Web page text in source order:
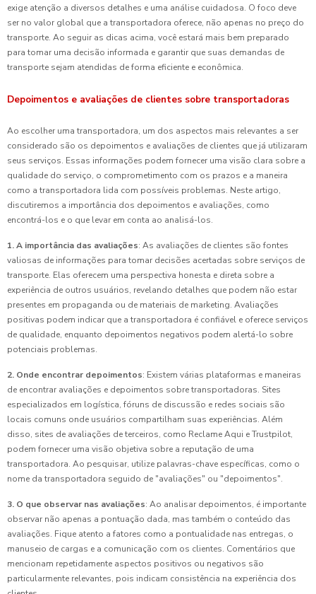
exige atenção a diversos detalhes e uma análise cuidadosa. O foco deve
ser no valor global que a transportadora oferece, não apenas no preço do
transporte. Ao seguir as dicas acima, você estará mais bem preparado
para tomar uma decisão informada e garantir que suas demandas de
transporte sejam atendidas de forma eficiente e econômica.
Depoimentos e avaliações de clientes sobre transportadoras
Ao escolher uma transportadora, um dos aspectos mais relevantes a ser
considerado são os depoimentos e avaliações de clientes que já utilizaram
seus serviços. Essas informações podem fornecer uma visão clara sobre a
qualidade do serviço, o comprometimento com os prazos e a maneira
como a transportadora lida com possíveis problemas. Neste artigo,
discutiremos a importância dos depoimentos e avaliações, como
encontrá-los e o que levar em conta ao analisá-los.
1. A importância das avaliações: As avaliações de clientes são fontes
valiosas de informações para tomar decisões acertadas sobre serviços de
transporte. Elas oferecem uma perspectiva honesta e direta sobre a
experiência de outros usuários, revelando detalhes que podem não estar
presentes em propaganda ou de materiais de marketing. Avaliações
positivas podem indicar que a transportadora é confiável e oferece serviços
de qualidade, enquanto depoimentos negativos podem alertá-lo sobre
potenciais problemas.
2. Onde encontrar depoimentos: Existem várias plataformas e maneiras
de encontrar avaliações e depoimentos sobre transportadoras. Sites
especializados em logística, fóruns de discussão e redes sociais são
locais comuns onde usuários compartilham suas experiências. Além
disso, sites de avaliações de terceiros, como Reclame Aqui e Trustpilot,
podem fornecer uma visão objetiva sobre a reputação de uma
transportadora. Ao pesquisar, utilize palavras-chave específicas, como o
nome da transportadora seguido de "avaliações" ou "depoimentos".
3. O que observar nas avaliações: Ao analisar depoimentos, é importante
observar não apenas a pontuação dada, mas também o conteúdo das
avaliações. Fique atento a fatores como a pontualidade nas entregas, o
manuseio de cargas e a comunicação com os clientes. Comentários que
mencionam repetidamente aspectos positivos ou negativos são
particularmente relevantes, pois indicam consistência na experiência dos